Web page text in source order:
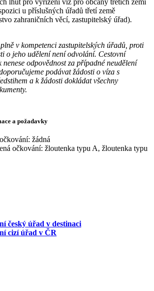
lhůt pro vyřízení víz pro občany třetích zemí
u příslušných úřadů třetí země
zahraničních věcí, zastupitelský úřad).
v kompetenci zastupitelských úřadů, proti
o jeho udělení není odvolání. Cestovní
odpovědnost za případné neudělení
podávat žádosti o víza s
a k žádosti dokládat všechny
a požadavky
žádná
očkování: žloutenka typu A, žloutenka typu
český úřad v destinaci
cizí úřad v ČR